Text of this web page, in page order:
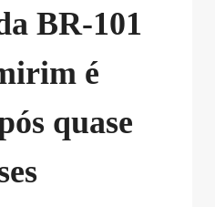
BR-101
é
quase